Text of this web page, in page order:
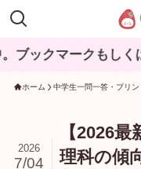
クもしくは『いち
ホーム 中学生一問一答・プリン
【2026
理科の傾
2026
7/04